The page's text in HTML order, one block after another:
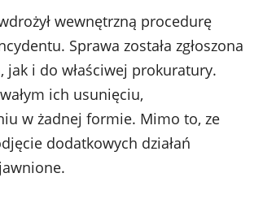
wewnętrzną procedurę
Sprawa została zgłoszona
jak i do właściwej prokuratury.
ich usunięciu,
w żadnej formie. Mimo to, ze
dodatkowych działań